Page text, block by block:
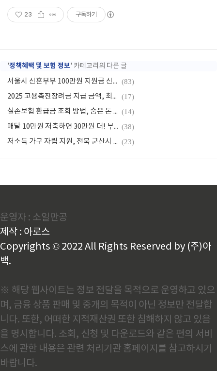
23 구독하기
'정책혜택 및 보험 정보' 카테고리의 다른 글
서울시 신혼부부 100만원 지원금 신청방법, 자격조건 (83)
2025 고용촉진장려금 지급 금액, 최대 720만 원 지원받는 법 (17)
실손보험 환급금 조회 방법, 숨은 돈 찾는 방법 (14)
매달 10만원 저축하면 30만원 더! 부천시 희망저축계좌 정부 매칭 적립 혜택 (38)
저소득 가구 자립 지원, 전북 군산시 희망저축계좌 신청방법 자격요건 (23)
운영자 : 소일만공
제작 : 아로스
Copyrights © 2022 All Rights Reserved by (주)아
백.
※ 해당 웹사이트는 정보 전달을 목적으로 운영하고 있으
며, 금융 상품 판매 및 중개의 목적이 아닌 정보만 전달합
니다. 또한, 어떠한 지적재산권 또한 침해하지 않고 있음
을 명시합니다. 조회, 신청 및 다운로드와 같은 편의 서비
스에 관한 내용은 관련 처리기관 홈페이지를 참고하시기
바랍니다.